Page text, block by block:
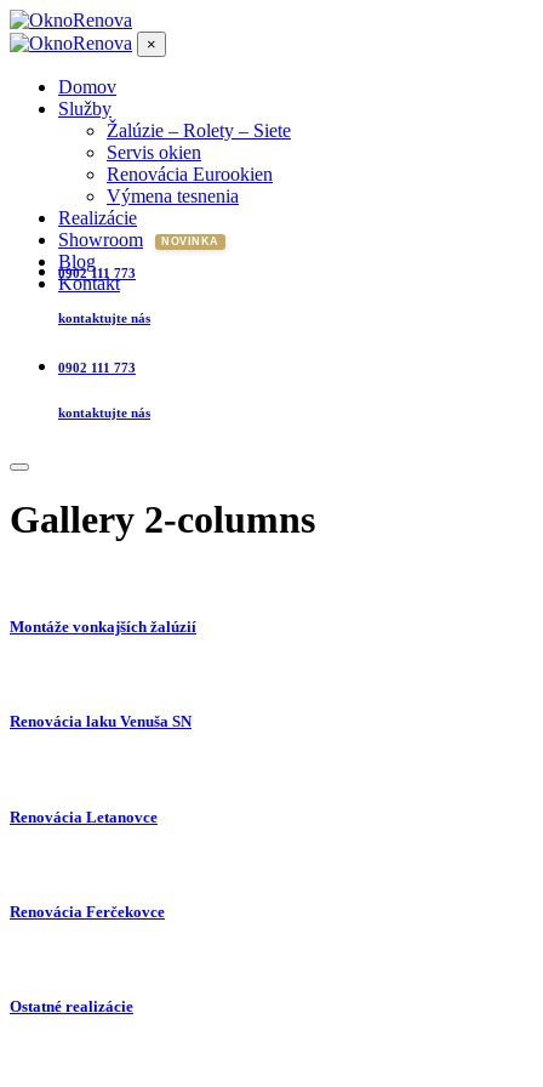
×
Domov
Služby
Žalúzie – Rolety – Siete
Servis okien
Renovácia Eurookien
Výmena tesnenia
Realizácie
Showroom
Blog
Kontakt
0902 111 773
kontaktujte nás
0902 111 773
kontaktujte nás
Gallery 2-columns
Montáže vonkajších žalúzií
Renovácia laku Venuša SN
Renovácia Letanovce
Renovácia Ferčekovce
Ostatné realizácie